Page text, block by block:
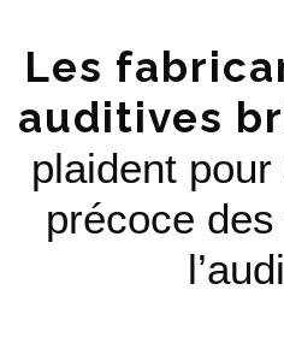
Les
auditives
plaident
précoce